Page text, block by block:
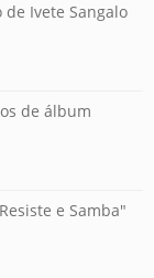
Ivete Sangalo
de álbum
e Samba"